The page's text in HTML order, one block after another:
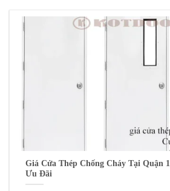
Giá Cửa Thép Chống Cháy Tại Quận
Ưu Đãi